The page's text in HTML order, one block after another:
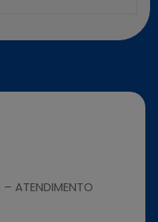
ATENDIMENTO